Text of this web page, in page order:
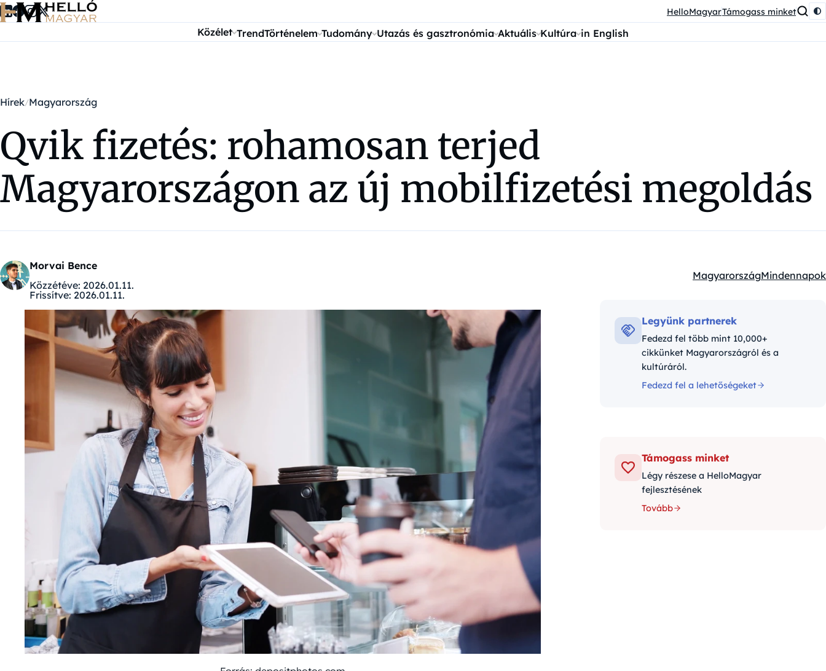
Ugrás a tartalomra HelloMagyarTámogass minket
Közélet TrendTörténelem Tudomány Utazás és gasztronómia Aktuális Kultúra in English
Hírek Magyarország
Qvik fizetés: rohamosan terjed
Magyarországon az új mobilfizetési megoldás
Morvai Bence
Közzétéve: 2026.01.11.
Frissítve: 2026.01.11.
Kategóriák:
MagyarországMindennapok
Legyünk partnerek
Fedezd fel több mint 10,000+
cikkünket Magyarországról és a
kultúráról.
Fedezd fel a lehetőségeket
Támogass minket
Légy részese a HelloMagyar
fejlesztésének
Tovább